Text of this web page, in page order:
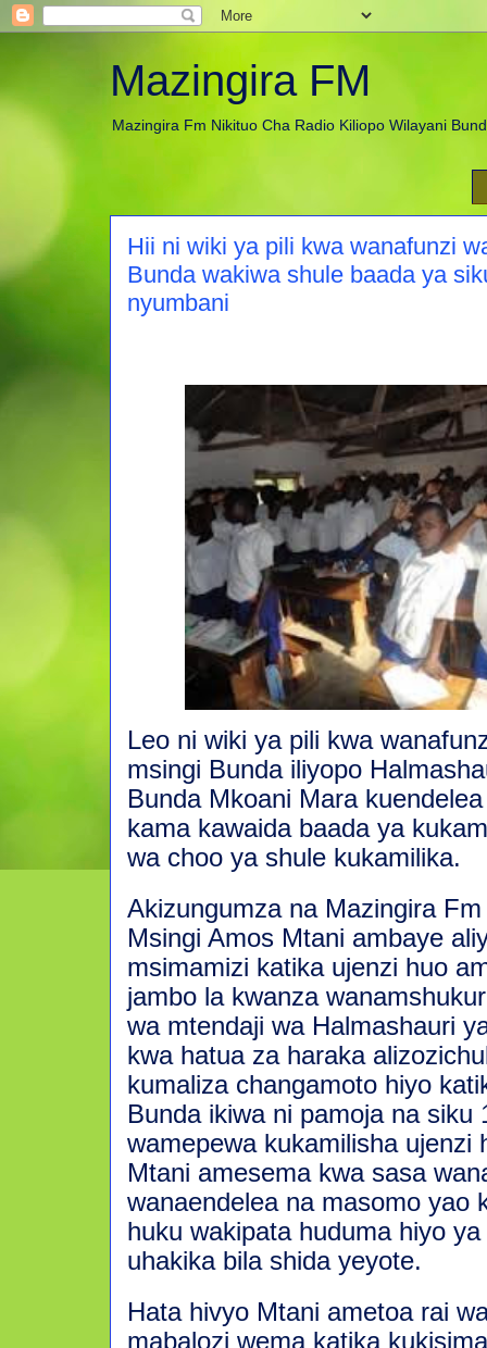
Mazingira FM
Mazingira Fm Nikituo Cha Radio Kiliopo Wilayani
Hii ni wiki ya pili kwa wanafunzi
Bunda wakiwa shule baada ya
nyumbani
Leo ni wiki ya pili kwa
msingi Bunda iliyopo
Bunda Mkoani Mara
kama kawaida baada ya
wa choo ya shule kukamilika.
Akizungumza na Mazingira
Msingi Amos Mtani ambaye
msimamizi katika ujenzi huo
jambo la kwanza
wa mtendaji wa Halmashauri
kwa hatua za haraka
kumaliza changamoto hiyo
Bunda ikiwa ni pamoja na siku
wamepewa kukamilisha ujenzi
Mtani amesema kwa sasa
wanaendelea na masomo yao
huku wakipata huduma hiyo
uhakika bila shida yeyote.
Hata hivyo Mtani ametoa rai
mabalozi wema katika